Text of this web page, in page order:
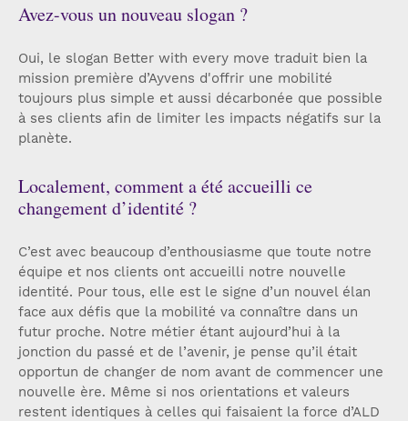
Avez-vous un nouveau slogan ?
Oui, le slogan Better with every move traduit bien la
mission première d’Ayvens d'offrir une mobilité
toujours plus simple et aussi décarbonée que possible
à ses clients afin de limiter les impacts négatifs sur la
planète.
Localement, comment a été accueilli ce
changement d’identité ?
C’est avec beaucoup d’enthousiasme que toute notre
équipe et nos clients ont accueilli notre nouvelle
identité. Pour tous, elle est le signe d’un nouvel élan
face aux défis que la mobilité va connaître dans un
futur proche. Notre métier étant aujourd’hui à la
jonction du passé et de l’avenir, je pense qu’il était
opportun de changer de nom avant de commencer une
nouvelle ère. Même si nos orientations et valeurs
restent identiques à celles qui faisaient la force d’ALD